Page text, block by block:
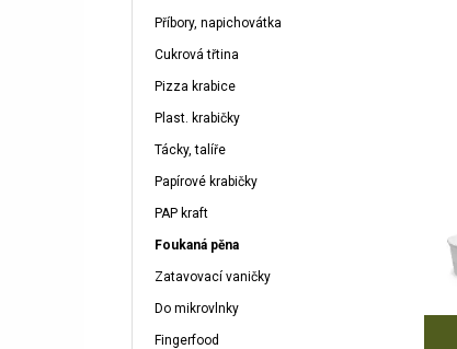
Příbory, napichovátka
Cukrová třtina
Pizza krabice
Plast. krabičky
Tácky, talíře
Papírové krabičky
PAP kraft
Foukaná pěna
Zatavovací vaničky
Do mikrovlnky
Fingerfood